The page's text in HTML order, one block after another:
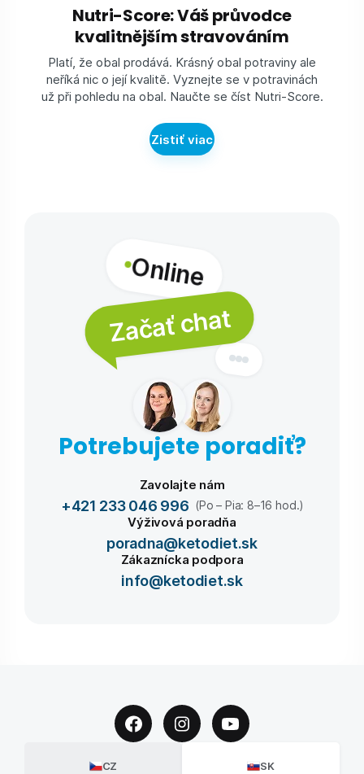
Nutri-Score: Váš průvodce
kvalitnějším stravováním
Platí, že obal prodává. Krásný obal potraviny ale
neříká nic o její kvalitě. Vyznejte se v potravinách
už při pohledu na obal. Naučte se číst Nutri-Score.
Zistiť viac
Online
Začať chat
Potrebujete poradiť?
Zavolajte nám
+421 233 046 996 (Po – Pia: 8–16 hod.)
Výživová poradňa
poradna@ketodiet.sk
Zákaznícka podpora
info@ketodiet.sk
CZ SK